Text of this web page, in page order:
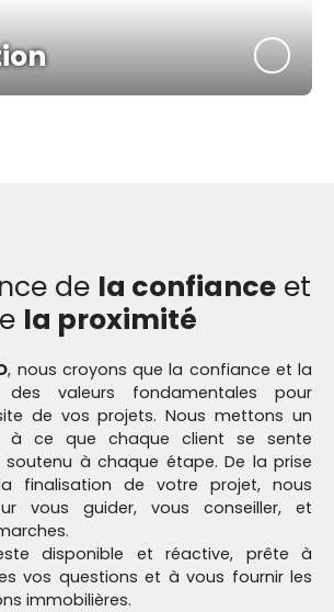
de la confianceet
la proximité
, nous croyons que la confiance et la
valeurs fondamentales pour
de vos projets. Nous mettons un
à ce que chaque client se sente
à chaque étape. De la prise
finalisation de votre projet, nous
vous guider, vous conseiller, et
disponible et réactive, prête à
vos questions et à vous fournir les
immobilières.